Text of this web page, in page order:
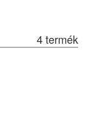
4 termék